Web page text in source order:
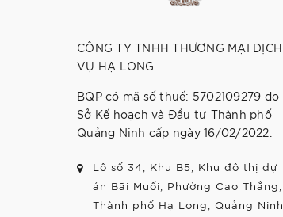
CÔNG TY TNHH THƯƠNG MẠI DỊCH
VỤ HẠ LONG
BQP có mã số thuế: 5702109279 do
Sở Kế hoạch và Đầu tư Thành phố
Quảng Ninh cấp ngày 16/02/2022.
Lô số 34, Khu B5, Khu đô thị dự
án Bãi Muối, Phường Cao Thắng,
Thành phố Hạ Long, Quảng Ninh